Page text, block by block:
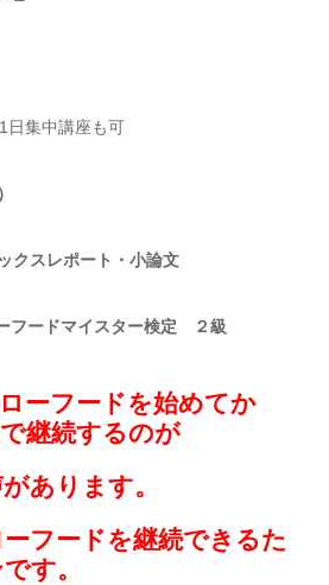
集中講座も可
クスレポート・小論文
フードマイスター検定 ２級
ーフードを始めてか
継続するのが
あります。
フードを継続できるた
す。